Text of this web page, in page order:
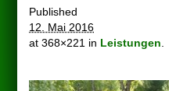
Published
12. Mai 2016
at 368×221 in Leistungen